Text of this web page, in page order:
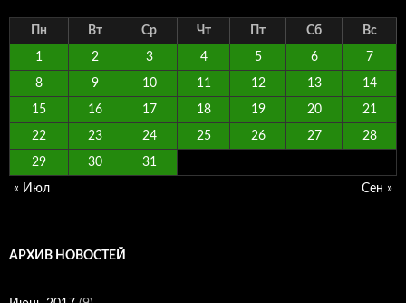
Пн Вт Ср Чт Пт Сб Вс
1 2 3 4 5 6 7
8 9 10 11 12 13 14
15 16 17 18 19 20 21
22 23 24 25 26 27 28
29 30 31
« Июл Сен »
АРХИВ НОВОСТЕЙ